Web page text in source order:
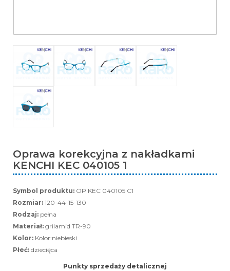
Oprawa korekcyjna z nakładkami
KENCHI KEC 040105 1
Symbol produktu: OP KEC 040105 C1
Rozmiar: 120-44-15-130
Rodzaj: pełna
Materiał: grilamid TR-90
Kolor: Kolor:niebieski
Płeć: dziecięca
Punkty sprzedaży detalicznej